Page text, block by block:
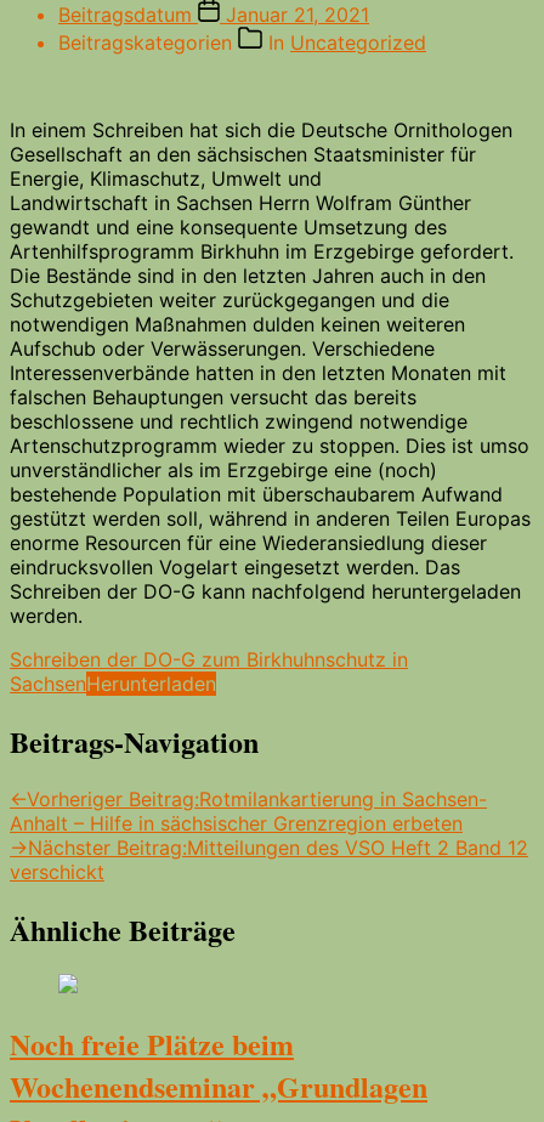
Beitragsdatum
Januar 21, 2021
Beitragskategorien
In Uncategorized
In einem Schreiben hat sich die Deutsche Ornithologen
Gesellschaft an den sächsischen Staatsminister für
Energie, Klimaschutz, Umwelt und
Landwirtschaft in Sachsen Herrn Wolfram Günther
gewandt und eine konsequente Umsetzung des
Artenhilfsprogramm Birkhuhn im Erzgebirge gefordert.
Die Bestände sind in den letzten Jahren auch in den
Schutzgebieten weiter zurückgegangen und die
notwendigen Maßnahmen dulden keinen weiteren
Aufschub oder Verwässerungen. Verschiedene
Interessenverbände hatten in den letzten Monaten mit
falschen Behauptungen versucht das bereits
beschlossene und rechtlich zwingend notwendige
Artenschutzprogramm wieder zu stoppen. Dies ist umso
unverständlicher als im Erzgebirge eine (noch)
bestehende Population mit überschaubarem Aufwand
gestützt werden soll, während in anderen Teilen Europas
enorme Resourcen für eine Wiederansiedlung dieser
eindrucksvollen Vogelart eingesetzt werden. Das
Schreiben der DO-G kann nachfolgend heruntergeladen
werden.
Schreiben der DO-G zum Birkhuhnschutz in
SachsenHerunterladen
Beitrags-Navigation
←Vorheriger Beitrag:Rotmilankartierung in Sachsen-
Anhalt – Hilfe in sächsischer Grenzregion erbeten
→Nächster Beitrag:Mitteilungen des VSO Heft 2 Band 12
verschickt
Ähnliche Beiträge
Noch freie Plätze beim
Wochenendseminar „Grundlagen